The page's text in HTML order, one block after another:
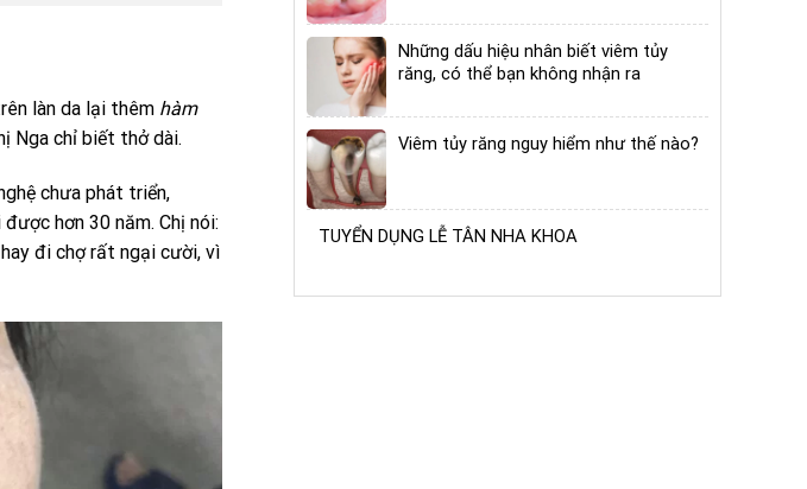
làn da lại thêm hàm
Nga chỉ biết thở dài.
chưa phát triển,
hơn 30 năm. Chị nói:
đi chợ rất ngại cười, vì
Những dấu hiệu nhân biết viêm tủy
răng, có thể bạn không nhận ra
Viêm tủy răng nguy hiểm như thế nào?
TUYỂN DỤNG LỄ TÂN NHA KHOA